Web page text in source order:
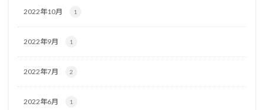
2022年10月 1
2022年9月 1
2022年7月 2
2022年6月 1